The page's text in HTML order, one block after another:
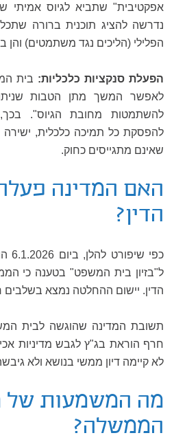
אפקטיבית" שתביא לגיוס אמיתי
נדרשה להציג תוכנית ברורה
הפלילי (הליכים נגד משתמטים) והן
הפעלת סנקציות כלכליות: בית
לאפשר המשך מתן הטבות
להשתמטות מחובת הגיוס".
להפסקת כל תמיכה כלכלית, ישירה
שאינם מתגייסים כחוק.
האם המדינה
הדין?
ל"בזיון בית המשפט" בטענה כי
הדין. יישום ההחלטה נמצא בשלבים
תשובת המדינה שהוגשה לבית
לא קיימה דיון ממשי בנושא ולא
מה המשמעות של
הממשלה?